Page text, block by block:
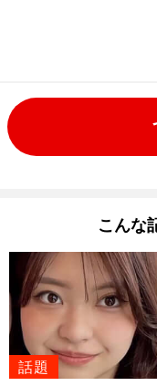
こんな
話題